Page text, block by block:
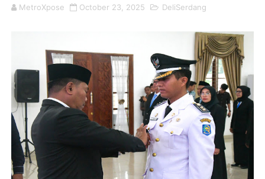
MetroXpose October 23, 2025 DeliSerdang